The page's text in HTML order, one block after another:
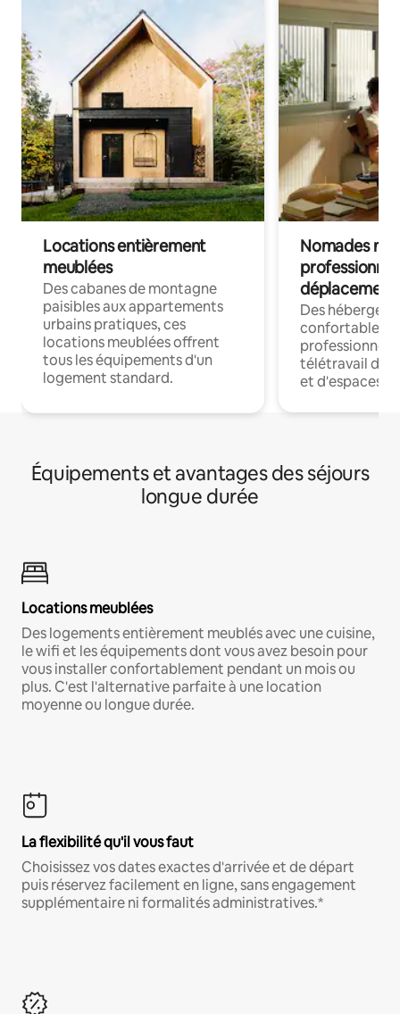
Locations entièrement
meublées
Des cabanes de montagne
paisibles aux appartements
urbains pratiques, ces
locations meublées offrent
tous les équipements d'un
logement standard.
Nomades
déplacement
Des
confortables
professionnels
télétravail
et d'espaces
Équipements et avantages des séjours
longue durée
Locations meublées
Des logements entièrement meublés avec une cuisine,
le wifi et les équipements dont vous avez besoin pour
vous installer confortablement pendant un mois ou
plus. C'est l'alternative parfaite à une location
moyenne ou longue durée.
La flexibilité qu'il vous faut
Choisissez vos dates exactes d'arrivée et de départ
puis réservez facilement en ligne, sans engagement
supplémentaire ni formalités administratives.*